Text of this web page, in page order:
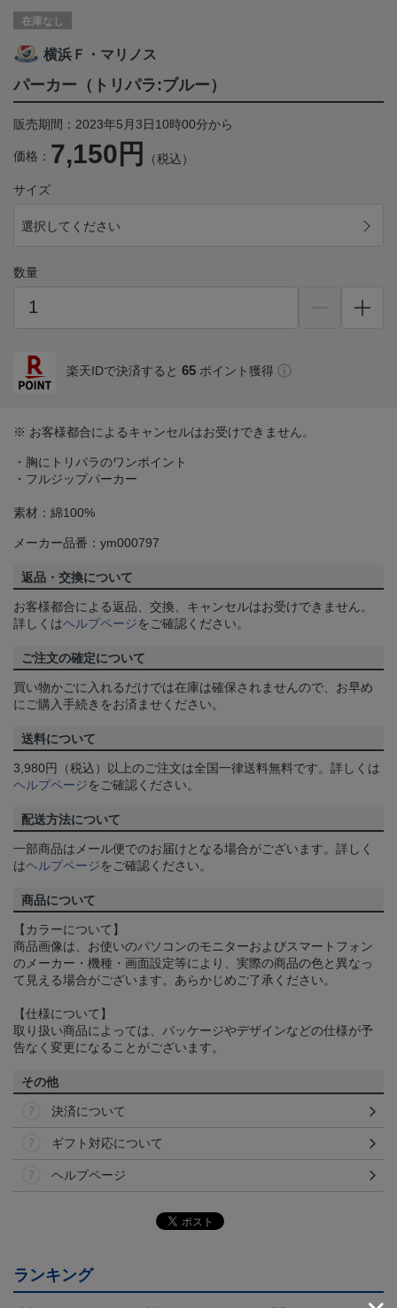
在庫なし
横浜Ｆ・マリノス
パーカー（トリパラ:ブルー）
販売期間：2023年5月3日10時00分から
価格： 7,150円 （税込）
サイズ
選択してください
数量
楽天IDで決済すると 65 ポイント獲得
※ お客様都合によるキャンセルはお受けできません。
・胸にトリパラのワンポイント
・フルジップパーカー
素材：綿100%
メーカー品番：ym000797
返品・交換について
お客様都合による返品、交換、キャンセルはお受けできません。
詳しくはヘルプページをご確認ください。
ご注文の確定について
買い物かごに入れるだけでは在庫は確保されませんので、お早め
にご購入手続きをお済ませください。
送料について
3,980円（税込）以上のご注文は全国一律送料無料です。詳しくは
ヘルプページをご確認ください。
配送方法について
一部商品はメール便でのお届けとなる場合がございます。詳しく
はヘルプページをご確認ください。
商品について
【カラーについて】
商品画像は、お使いのパソコンのモニターおよびスマートフォン
のメーカー・機種・画面設定等により、実際の商品の色と異なっ
て見える場合がございます。あらかじめご了承ください。
【仕様について】
取り扱い商品によっては、パッケージやデザインなどの仕様が予
告なく変更になることがございます。
その他
決済について
ギフト対応について
ヘルプページ
ランキング